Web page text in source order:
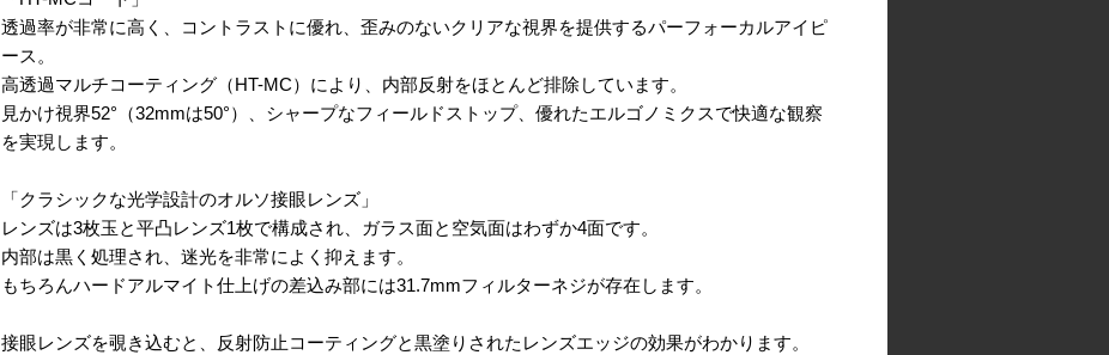
透過率が非常に高く、コントラストに優れ、歪みのないクリアな視界を提供するパーフォーカルアイピ
ース。
高透過マルチコーティング（HT-MC）により、内部反射をほとんど排除しています。
見かけ視界52°（32mmは50°）、シャープなフィールドストップ、優れたエルゴノミクスで快適な観察
を実現します。
「クラシックな光学設計のオルソ接眼レンズ」
レンズは3枚玉と平凸レンズ1枚で構成され、ガラス面と空気面はわずか4面です。
内部は黒く処理され、迷光を非常によく抑えます。
もちろんハードアルマイト仕上げの差込み部には31.7mmフィルターネジが存在します。
接眼レンズを覗き込むと、反射防止コーティングと黒塗りされたレンズエッジの効果がわかります。